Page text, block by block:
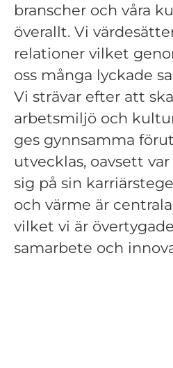
branscher och våra
överallt. Vi
relationer vilket
oss många lyckade
Vi strävar efter att
arbetsmiljö och
ges gynnsamma
utvecklas, oavsett
sig på sin
och värme är
vilket vi är
samarbete och